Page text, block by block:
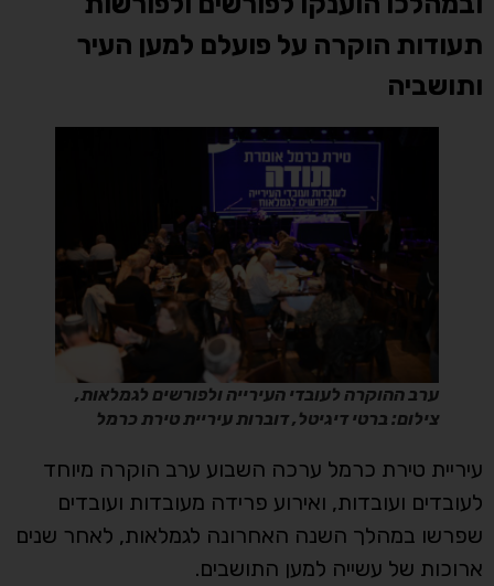
תעודות הוקרה על פועלם למען העיר
ותושביה
ערב ההוקרה לעובדי העירייה ולפורשים לגמלאות,
צילום: ברטי דיגיטל, דוברות עיריית טירת כרמל
עיריית טירת כרמל ערכה השבוע ערב הוקרה מיוחד
לעובדים ועובדות, ואירוע פרידה מעובדות ועובדים
שפרשו במהלך השנה האחרונה לגמלאות, לאחר שנים
ארוכות של עשייה למען התושבים.